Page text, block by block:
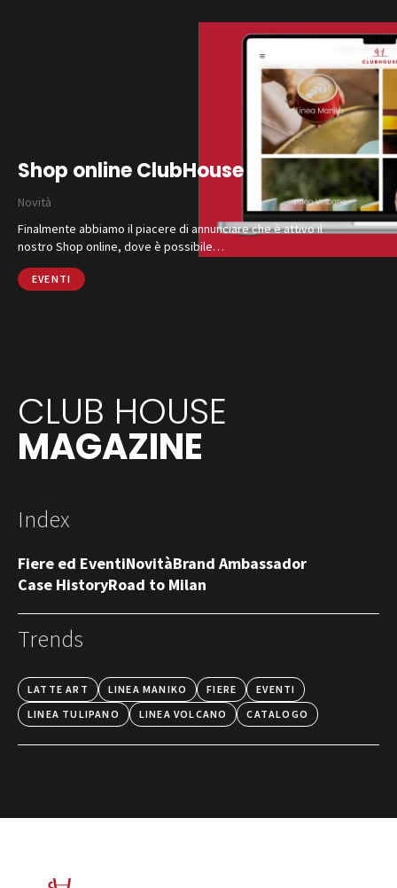
Shop online ClubHouse
Novità
Finalmente abbiamo il piacere di annunciare che è attivo il
nostro Shop online, dove è possibile…
EVENTI
CLUB HOUSE
MAGAZINE
Index
Fiere ed EventiNovitàBrand Ambassador
Case HistoryRoad to Milan
Trends
LATTE ART LINEA MANIKO FIERE
EVENTI
LINEA TULIPANO
LINEA VOLCANO CATALOGO